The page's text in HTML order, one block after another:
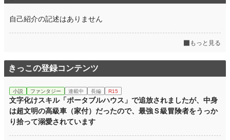
自己紹介の記述はありません
もっと見る
きっこの登録コンテンツ
小説 ファンタジー 連載中 長編 R15
文字化けスキル「ポータブルハウス」で追放されましたが、中身
は超文明の高級車（家付）だったので、最強Ｓ級冒険者をうっか
り拾って溺愛されています